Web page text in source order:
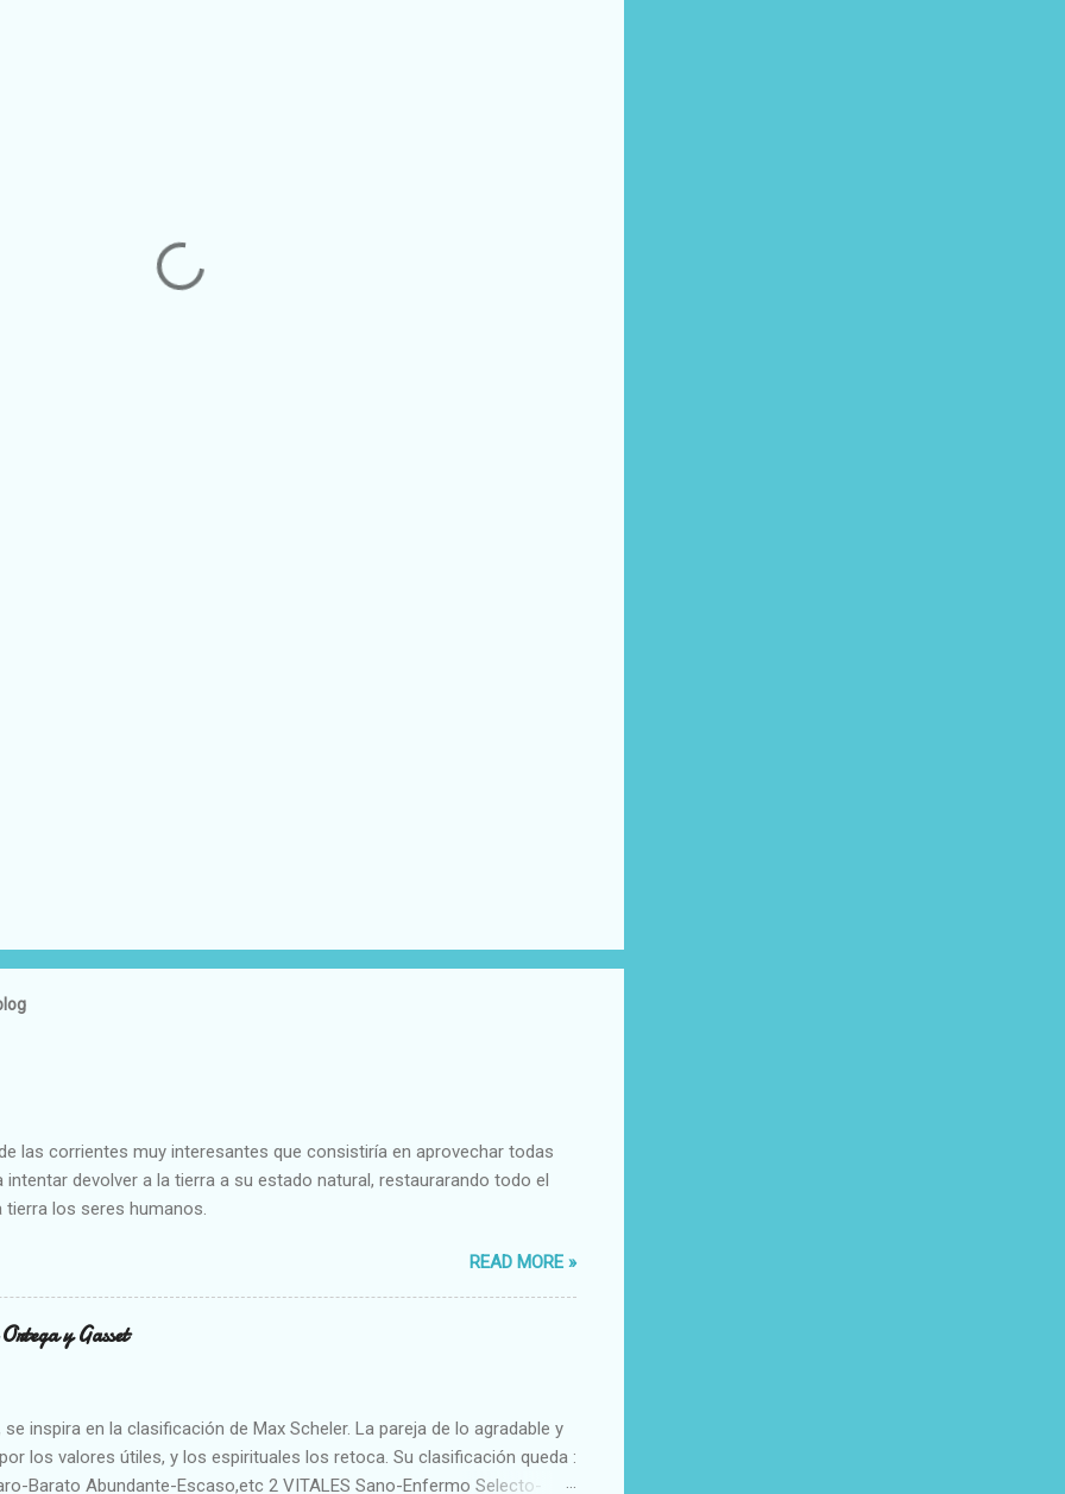
las corrientes muy interesantes que consistiría en aprovechar todas
devolver a la tierra a su estado natural, restaurarando todo el
los seres humanos.
READ MORE »
y Gasset
inspira en la clasificación de Max Scheler. La pareja de lo agradable y
los valores útiles, y los espirituales los retoca. Su clasificación queda :
Barato Abundante-Escaso,etc 2 VITALES Sano-Enfermo Selecto-